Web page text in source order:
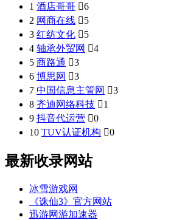
1 酒店哥哥 6
2 网商在线 5
3 红纺文化 5
4 轴承外贸网 4
5 商路通 3
6 博思网 3
7 中国信息主管网 3
8 齐迪网络科技 1
9 抖音代运营 0
10 TUV认证机构 0
最新收录网站
冰雪游戏网
《诛仙3》官方网站
迅游网游加速器